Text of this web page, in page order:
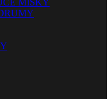
MISKY